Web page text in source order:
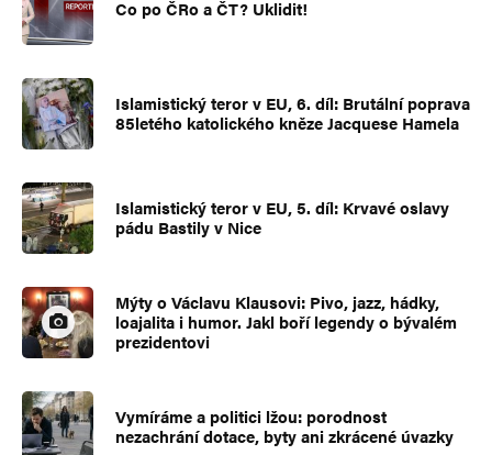
Co po ČRo a ČT? Uklidit!
Islamistický teror v EU, 6. díl: Brutální poprava
85letého katolického kněze Jacquese Hamela
Islamistický teror v EU, 5. díl: Krvavé oslavy
pádu Bastily v Nice
Mýty o Václavu Klausovi: Pivo, jazz, hádky,
loajalita i humor. Jakl boří legendy o bývalém
prezidentovi
Vymíráme a politici lžou: porodnost
nezachrání dotace, byty ani zkrácené úvazky